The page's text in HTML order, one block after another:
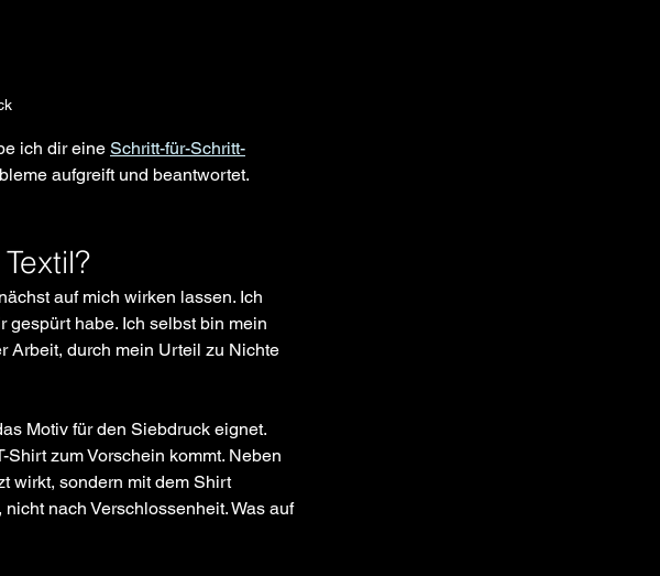
ich dir eine Schritt-für-Schritt-
aufgreift und beantwortet.
auf mich wirken lassen. Ich
gespürt habe. Ich selbst bin mein
Arbeit, durch mein Urteil zu Nichte
Motiv für den Siebdruck eignet.
zum Vorschein kommt. Neben
wirkt, sondern mit dem Shirt
nach Verschlossenheit. Was auf